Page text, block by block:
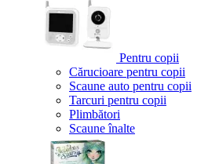
Pentru copii
Cărucioare pentru copii
Scaune auto pentru copii
Tarcuri pentru copii
Plimbători
Scaune înalte